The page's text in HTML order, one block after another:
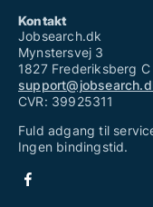
Kontakt
Jobsearch.dk
Mynstersvej 3
1827 Frederiksberg C
CVR: 39925311
Fuld adgang til
Ingen bindingstid.